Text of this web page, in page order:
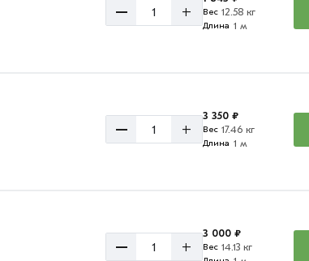
– + Вес 12.58 кг
Длина 1 м
– +
3 350 ₽
Вес 17.46 кг
Длина 1 м
– +
3 000 ₽
Вес 14.13 кг